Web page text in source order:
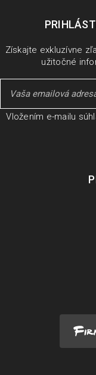
Získajte exkluzívne
užitočné
Vložením e-mailu